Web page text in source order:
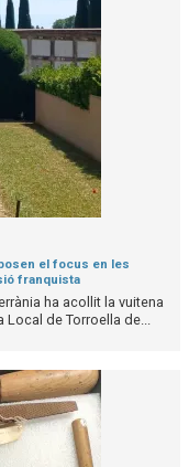
el focus en les
franquista
ha acollit la vuitena
de Torroella de...